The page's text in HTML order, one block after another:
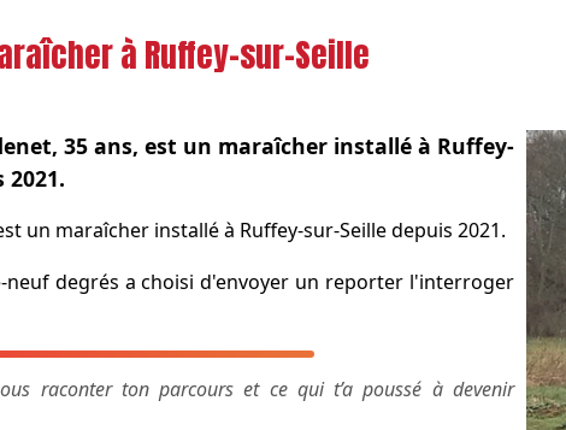
à Ruffey-sur-Seille
35 ans, est un maraîcher installé à Ruffey-
2021.
un maraîcher installé à Ruffey-sur-Seille depuis 2021.
neuf degrés a choisi d'envoyer un reporter l'interroger
raconter ton parcours et ce qui t’a poussé à devenir